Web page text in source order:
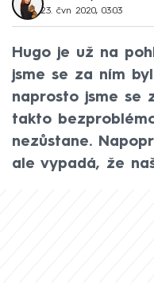
23. čvn 2020, 03:03
Hugo je už na
jsme se za ním
naprosto jsme se
takto
nezůstane.
ale vypadá, že